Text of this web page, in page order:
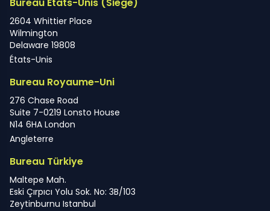
Bureau États-Unis (Siège)
2604 Whittier Place
Wilmington
Delaware 19808
États-Unis
Bureau Royaume-Uni
276 Chase Road
Suite 7-0219 Lonsto House
N14 6HA London
Angleterre
Bureau Türkiye
Maltepe Mah.
Eski Çırpıcı Yolu Sok. No: 3B/103
Zeytinburnu Istanbul